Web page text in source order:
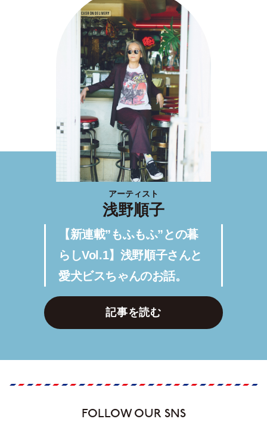
アーティスト
浅野順子
【新連載”もふもふ”との暮
らしVol.1】浅野順子さんと
愛犬ビスちゃんのお話。
記事を読む
FOLLOW OUR SNS